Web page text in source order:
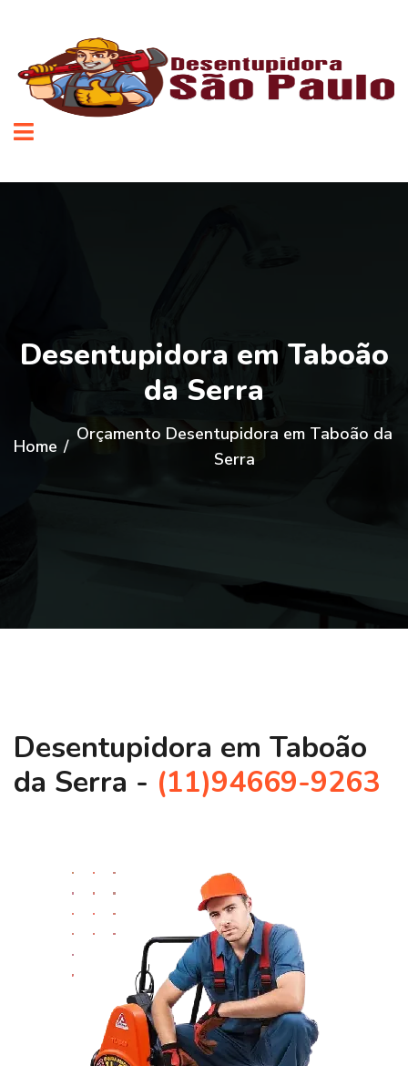
Desentupidora em Taboão
da Serra
Home /
Orçamento Desentupidora em Taboão da
Serra
Desentupidora em Taboão
da Serra - (11)94669-9263